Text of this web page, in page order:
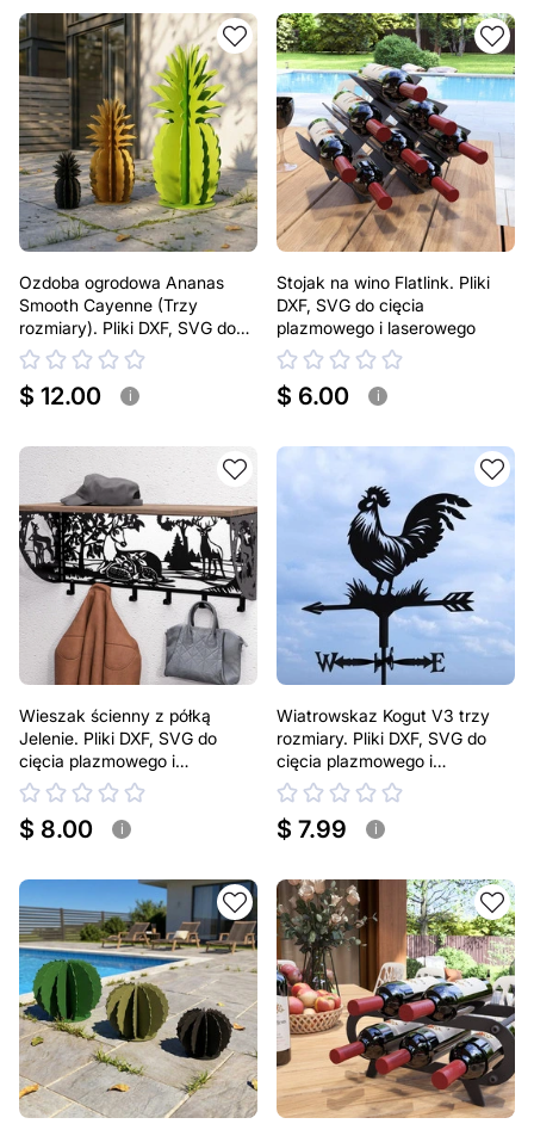
Ozdoba ogrodowa Ananas
Smooth Cayenne (Trzy
rozmiary). Pliki DXF, SVG do
cięcia plazmowego i
laserowego. Dekoracja na
podwórko
$ 12.00 i
Stojak na wino Flatlink. Pliki
DXF, SVG do cięcia
plazmowego i laserowego
$ 6.00 i
Wieszak ścienny z półką
Jelenie. Pliki DXF, SVG do
cięcia plazmowego i
laserowego
$ 8.00 i
Wiatrowskaz Kogut V3 trzy
rozmiary. Pliki DXF, SVG do
cięcia plazmowego i
laserowego. Dekoracja dachu
$ 7.99 i